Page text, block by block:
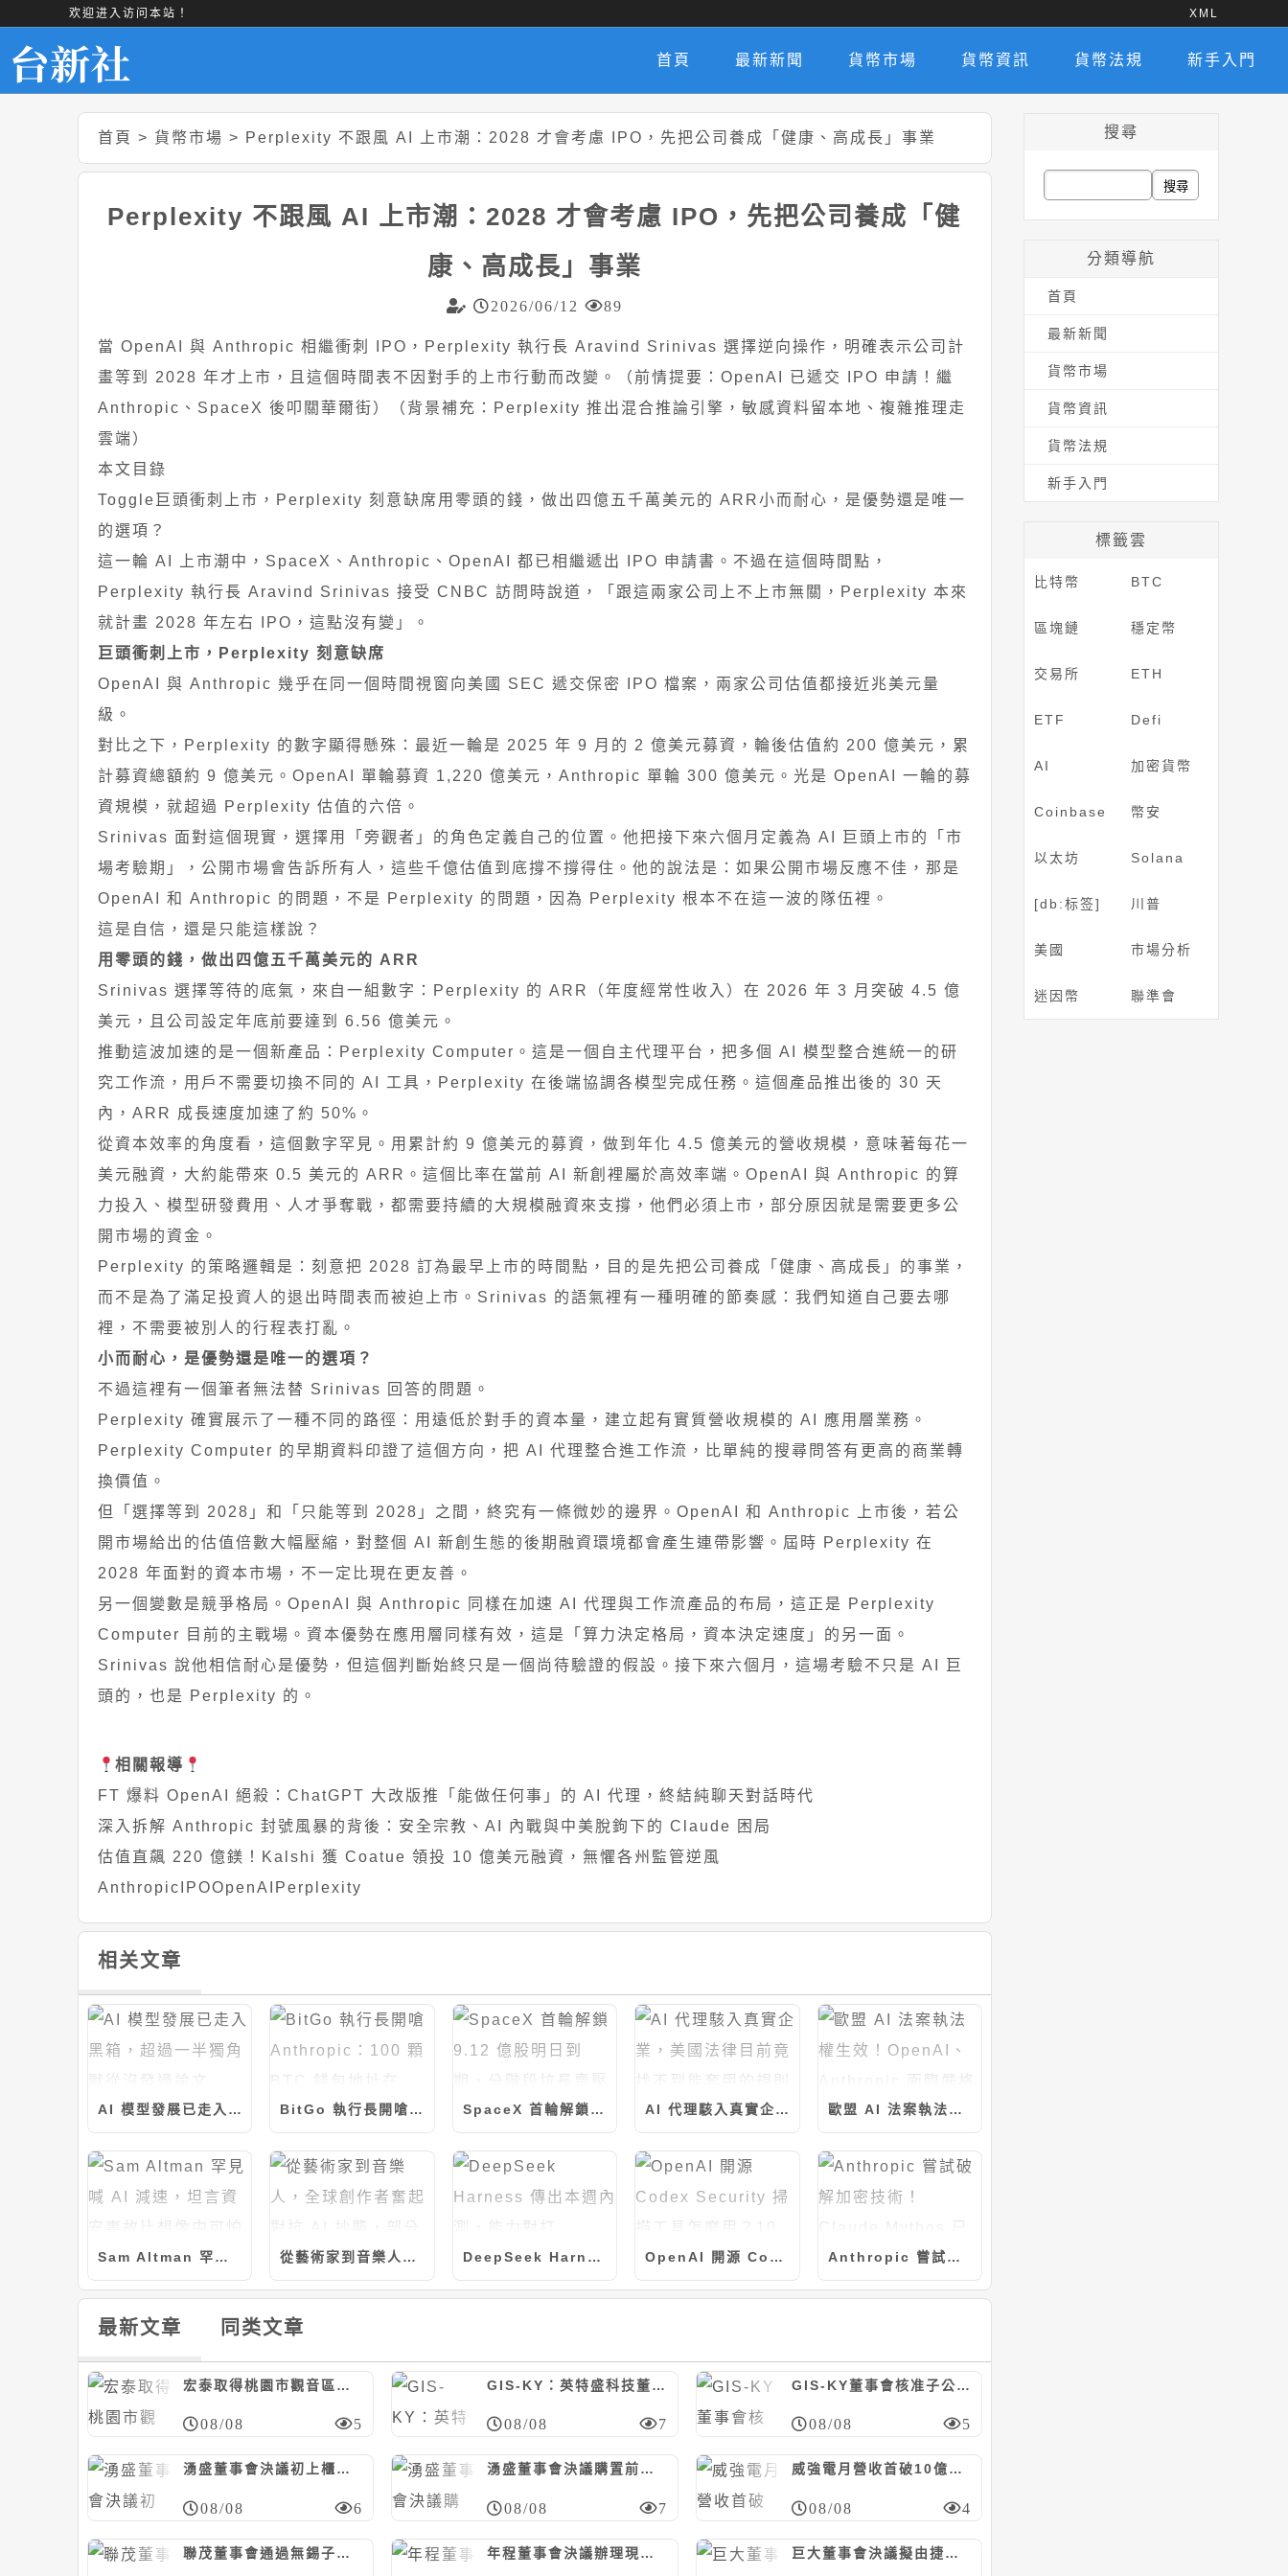
欢迎进入访问本站！ XML
首頁 最新新聞 貨幣市場 貨幣資訊 貨幣法規 新手入門
首頁 > 貨幣市場 > Perplexity 不跟風 AI 上市潮：2028 才會考慮 IPO，先把公司養成「健康、高成長」事業
Perplexity 不跟風 AI 上市潮：2028 才會考慮 IPO，先把公司養成「健
康、高成長」事業
2026/06/12 89
當 OpenAI 與 Anthropic 相繼衝刺 IPO，Perplexity 執行長 Aravind Srinivas 選擇逆向操作，明確表示公司計
畫等到 2028 年才上市，且這個時間表不因對手的上市行動而改變。（前情提要：OpenAI 已遞交 IPO 申請！繼
Anthropic、SpaceX 後叩關華爾街）（背景補充：Perplexity 推出混合推論引擎，敏感資料留本地、複雜推理走
雲端）
本文目錄
Toggle巨頭衝刺上市，Perplexity 刻意缺席用零頭的錢，做出四億五千萬美元的 ARR小而耐心，是優勢還是唯一
的選項？
這一輪 AI 上市潮中，SpaceX、Anthropic、OpenAI 都已相繼遞出 IPO 申請書。不過在這個時間點，
Perplexity 執行長 Aravind Srinivas 接受 CNBC 訪問時說道，「跟這兩家公司上不上市無關，Perplexity 本來
就計畫 2028 年左右 IPO，這點沒有變」。
巨頭衝刺上市，Perplexity 刻意缺席
OpenAI 與 Anthropic 幾乎在同一個時間視窗向美國 SEC 遞交保密 IPO 檔案，兩家公司估值都接近兆美元量
級。
對比之下，Perplexity 的數字顯得懸殊：最近一輪是 2025 年 9 月的 2 億美元募資，輪後估值約 200 億美元，累
計募資總額約 9 億美元。OpenAI 單輪募資 1,220 億美元，Anthropic 單輪 300 億美元。光是 OpenAI 一輪的募
資規模，就超過 Perplexity 估值的六倍。
Srinivas 面對這個現實，選擇用「旁觀者」的角色定義自己的位置。他把接下來六個月定義為 AI 巨頭上市的「市
場考驗期」，公開市場會告訴所有人，這些千億估值到底撐不撐得住。他的說法是：如果公開市場反應不佳，那是
OpenAI 和 Anthropic 的問題，不是 Perplexity 的問題，因為 Perplexity 根本不在這一波的隊伍裡。
這是自信，還是只能這樣說？
用零頭的錢，做出四億五千萬美元的 ARR
Srinivas 選擇等待的底氣，來自一組數字：Perplexity 的 ARR（年度經常性收入）在 2026 年 3 月突破 4.5 億
美元，且公司設定年底前要達到 6.56 億美元。
推動這波加速的是一個新產品：Perplexity Computer。這是一個自主代理平台，把多個 AI 模型整合進統一的研
究工作流，用戶不需要切換不同的 AI 工具，Perplexity 在後端協調各模型完成任務。這個產品推出後的 30 天
內，ARR 成長速度加速了約 50%。
從資本效率的角度看，這個數字罕見。用累計約 9 億美元的募資，做到年化 4.5 億美元的營收規模，意味著每花一
美元融資，大約能帶來 0.5 美元的 ARR。這個比率在當前 AI 新創裡屬於高效率端。OpenAI 與 Anthropic 的算
力投入、模型研發費用、人才爭奪戰，都需要持續的大規模融資來支撐，他們必須上市，部分原因就是需要更多公
開市場的資金。
Perplexity 的策略邏輯是：刻意把 2028 訂為最早上市的時間點，目的是先把公司養成「健康、高成長」的事業，
而不是為了滿足投資人的退出時間表而被迫上市。Srinivas 的語氣裡有一種明確的節奏感：我們知道自己要去哪
裡，不需要被別人的行程表打亂。
小而耐心，是優勢還是唯一的選項？
不過這裡有一個筆者無法替 Srinivas 回答的問題。
Perplexity 確實展示了一種不同的路徑：用遠低於對手的資本量，建立起有實質營收規模的 AI 應用層業務。
Perplexity Computer 的早期資料印證了這個方向，把 AI 代理整合進工作流，比單純的搜尋問答有更高的商業轉
換價值。
但「選擇等到 2028」和「只能等到 2028」之間，終究有一條微妙的邊界。OpenAI 和 Anthropic 上市後，若公
開市場給出的估值倍數大幅壓縮，對整個 AI 新創生態的後期融資環境都會產生連帶影響。屆時 Perplexity 在
2028 年面對的資本市場，不一定比現在更友善。
另一個變數是競爭格局。OpenAI 與 Anthropic 同樣在加速 AI 代理與工作流產品的布局，這正是 Perplexity
Computer 目前的主戰場。資本優勢在應用層同樣有效，這是「算力決定格局，資本決定速度」的另一面。
Srinivas 說他相信耐心是優勢，但這個判斷始終只是一個尚待驗證的假設。接下來六個月，這場考驗不只是 AI 巨
頭的，也是 Perplexity 的。
相關報導
FT 爆料 OpenAI 絕殺：ChatGPT 大改版推「能做任何事」的 AI 代理，終結純聊天對話時代
深入拆解 Anthropic 封號風暴的背後：安全宗教、AI 內戰與中美脫鉤下的 Claude 困局
估值直飆 220 億鎂！Kalshi 獲 Coatue 領投 10 億美元融資，無懼各州監管逆風
Anthropic IPOOpenAI Perplexity
相关文章
AI 模型發展已走入黑箱，超過一半獨角獸從沒發過論文 BitGo 執行長開嗆 Anthropic：100 顆 BTC 錢包地址在這，有本事就駭走 SpaceX 首輪解鎖 9.12 億股明日到期，分階段拉長賣壓 AI 代理駭入真實企業，美國法律目前竟找不到能套用的規則 歐盟 AI 法案執法權生效！OpenAI、Anthropic 面臨嚴格監管，違規重罰 1500 萬歐元
Sam Altman 罕見喊 AI 減速，坦言資安事故比想像中可怕 從藝術家到音樂人，全球創作者奮起對抗 AI 抄襲，部分已贏了官司 DeepSeek Harness 傳出本週內測，能力對打 Claude Code OpenAI 開源 Codex Security 掃描工具怎麼用？10 分鐘上手 Anthropic 嘗試破解加密技術！ Claude Mythos 已經找出數學演算法弱點
最新文章 同类文章
宏泰取得桃園市觀音區工業區段四小段土地，計約15.64億元
08/08 5
GIS-KY：英特盛科技董事會決議辦理現增1億股，每股10元
08/08 7
GIS-KY董事會核准子公司業成科技(成都)資本支出預算案，計8.23億元
08/08 5
湧盛董事會決議初上櫃前現增352萬股案，暫定每股85元
08/08 6
湧盛董事會決議購置前鎮科技產業園區廠房，計6381萬元
08/08 7
威強電月營收首破10億元，前7月年增27%
08/08 4
聯茂董事會通過無錫子公司資本支出預算案，預計21.3億人民幣 年程董事會決議辦理現增案、上限300萬股，暫訂每股20~35元 巨大董事會決議擬由捷安特投資向眾御收購鼎鎂新材料科技股份，上限5.97億人民幣
搜尋
字:
分類導航
首頁
最新新聞
貨幣市場
貨幣資訊
貨幣法規
新手入門
標籤雲
比特幣 BTC
區塊鏈 穩定幣
交易所 ETH
ETF Defi
AI 加密貨幣
Coinbase 幣安
以太坊 Solana
[db:标签] 川普
美國 市場分析
迷因幣 聯準會